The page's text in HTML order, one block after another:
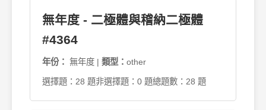
無年度 - 二極體與稽納二極體
#4364
年份： 無年度 | 類型： other
選擇題：28 題非選擇題：0 題總題數：28 題